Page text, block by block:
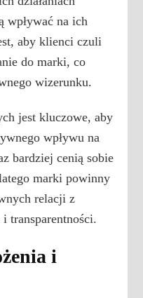
wpływać na ich
aby klienci czuli
do marki, co
wizerunku.
jest kluczowe, aby
wpływu na
bardziej cenią sobie
marki powinny
relacji z
transparentności.
i